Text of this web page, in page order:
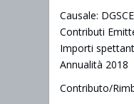
Causale:
Contributi
Importi
Annualità 2018
Contributo/